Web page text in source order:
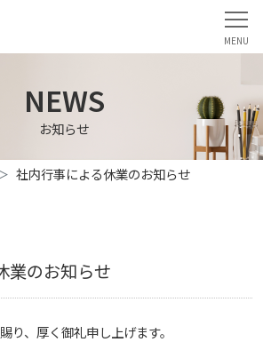
NEWS
お知らせ
社内行事による休業のお知らせ
業のお知らせ
り、厚く御礼申し上げます。